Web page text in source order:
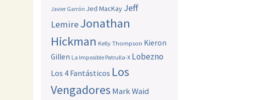
Javier Garrón Jed MacKay Jeff
LemireJonathan
Hickman Kelly Thompson Kieron
Gillen La Imposible Patrulla-X Lobezno
Los 4 Fantásticos Los
Vengadores Mark Waid